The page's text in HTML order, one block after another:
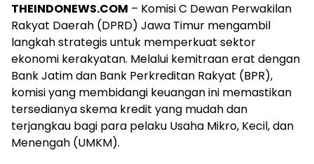
THEINDONEWS.COM – Komisi C Dewan Perwakilan
Rakyat Daerah (DPRD) Jawa Timur mengambil
langkah strategis untuk memperkuat sektor
ekonomi kerakyatan. Melalui kemitraan erat dengan
Bank Jatim dan Bank Perkreditan Rakyat (BPR),
komisi yang membidangi keuangan ini memastikan
tersedianya skema kredit yang mudah dan
terjangkau bagi para pelaku Usaha Mikro, Kecil, dan
Menengah (UMKM).